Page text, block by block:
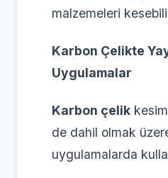
malzemeleri
Karbon Çelikte
Uygulamalar
Karbon çelik
de dahil olmak
uygulamalarda